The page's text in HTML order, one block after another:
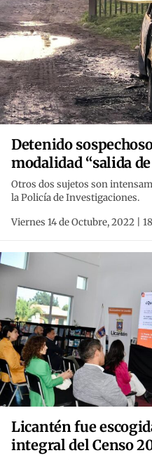
Detenido
modalidad “salida
Otros dos sujetos son
la Policía de Investigaciones.
Viernes 14 de Octubre, 2022 |
Licantén fue
integral del Censo